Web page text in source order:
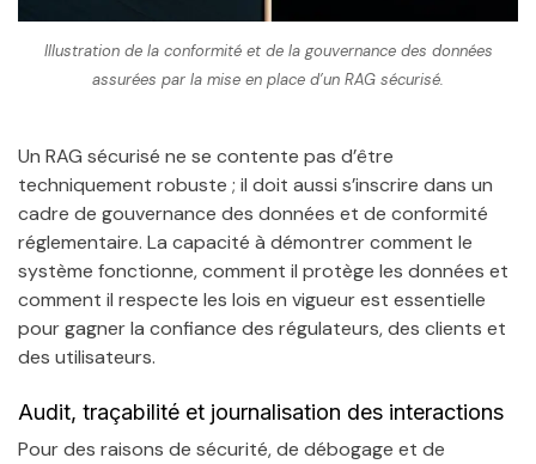
Illustration de la conformité et de la gouvernance des données
assurées par la mise en place d’un RAG sécurisé.
Un RAG sécurisé ne se contente pas d’être
techniquement robuste ; il doit aussi s’inscrire dans un
cadre de gouvernance des données et de conformité
réglementaire. La capacité à démontrer comment le
système fonctionne, comment il protège les données et
comment il respecte les lois en vigueur est essentielle
pour gagner la confiance des régulateurs, des clients et
des utilisateurs.
Audit, traçabilité et journalisation des interactions
Pour des raisons de sécurité, de débogage et de